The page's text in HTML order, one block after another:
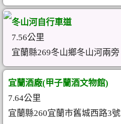
冬山河自行車道
7.56公里
宜蘭縣269冬山鄉冬山河兩旁
宜蘭酒廠(甲子蘭酒文物館)
7.64公里
宜蘭縣260宜蘭市舊城西路3號